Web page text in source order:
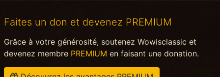
Faites un don et devenez PREMIUM
Grâce à votre générosité, soutenez Wowisclassic et
devenez membre PREMIUM en faisant une donation.